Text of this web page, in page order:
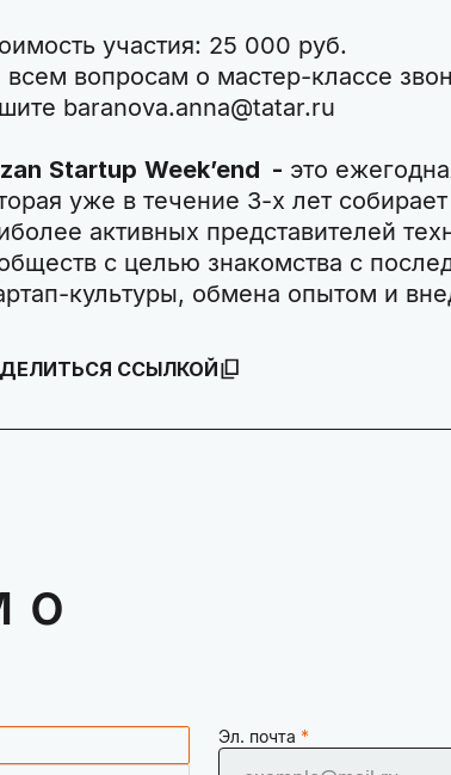
участия: 25 000 руб.
всем вопросам о мастер-классе
baranova.anna@tatar.ru
Startup Week’end - это
уже в течение 3-х лет
активных представителей
c целью знакомства с
культуры, обмена опытом и
ССЫЛКОЙ
о
Эл. почта